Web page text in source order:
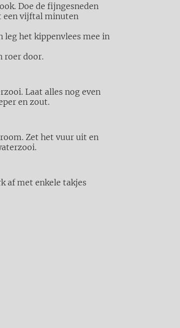
Doe de fijngesneden
een vijftal minuten
leg het kippenvlees mee in
roer door.
Laat alles nog even
en zout.
Zet het vuur uit en
af met enkele takjes